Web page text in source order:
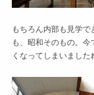
もちろん内部も見学
も、昭和そのもの。
くなってしまいました